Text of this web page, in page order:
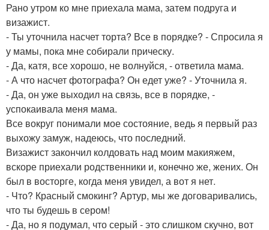
Рано утром ко мне приехала мама, затем подруга и
визажист.
- Ты уточнила насчет торта? Все в порядке? - Спросила я
у мамы, пока мне собирали прическу.
- Да, катя, все хорошо, не волнуйся, - ответила мама.
- А что насчет фотографа? Он едет уже? - Уточнила я.
- Да, он уже выходил на связь, все в порядке, -
успокаивала меня мама.
Все вокруг понимали мое состояние, ведь я первый раз
выхожу замуж, надеюсь, что последний.
Визажист закончил колдовать над моим макияжем,
вскоре приехали родственники и, конечно же, жених. Он
был в восторге, когда меня увидел, а вот я нет.
- Что? Красный смокинг? Артур, мы же договаривались,
что ты будешь в сером!
- Да, но я подумал, что серый - это слишком скучно, вот